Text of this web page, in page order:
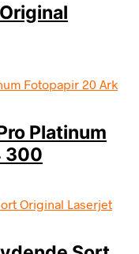
Platinum
300